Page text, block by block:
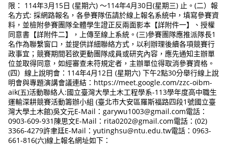
限： 114年3月15日 (星期六) ～114年4月30日(星期三) 止。(二）報
名方式: 採網路報名，各參賽隊伍請於線上報名系統中，填寫參賽資
料，並檢附參賽團隊全體學生證正反兩面影本【詳附件一】、授權
同意書【詳附件二】，上傳至線上系統。(三)參賽團隊應推派隊長1
名作為聯繫窗口，並提供詳細聯絡方式，以利辦理後續各項競賽行
政事宜；競賽期間若欲更動團隊成員或研究內容，應先通知主辦單
位並取得同意，如經審查未符規定者，主辦單位得取消參賽資格。
(四）線上說明會：114年4月12日 (星期六) 下午2點30分舉行線上說
明會與專題演講會議連結：https://meet.google.com/zzc-oibm-
aik(五)活動聯絡人:國立臺灣大學土木工程學系-113學年度高中職生
運輸深耕競賽活動籌辦小組 (臺北市大安區羅斯福路四段1號國立臺
灣大學土木館)吳文元E-Mail：garywu1003@gmail.com電話：
0903-609-931陳思文E-Mail：rita0202@gmail.com電話：(02)
3366-4279許聿廷E-Mail：yutinghsu@ntu.edu.tw電話：0963-
661-816(六)線上報名網址如下：